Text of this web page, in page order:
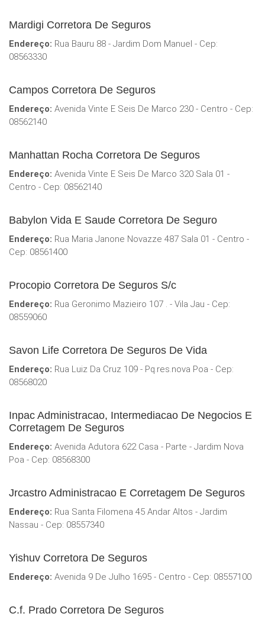
Mardigi Corretora De Seguros
Endereço: Rua Bauru 88 - Jardim Dom Manuel - Cep:
08563330
Campos Corretora De Seguros
Endereço: Avenida Vinte E Seis De Marco 230 - Centro - Cep:
08562140
Manhattan Rocha Corretora De Seguros
Endereço: Avenida Vinte E Seis De Marco 320 Sala 01 -
Centro - Cep: 08562140
Babylon Vida E Saude Corretora De Seguro
Endereço: Rua Maria Janone Novazze 487 Sala 01 - Centro -
Cep: 08561400
Procopio Corretora De Seguros S/c
Endereço: Rua Geronimo Mazieiro 107 . - Vila Jau - Cep:
08559060
Savon Life Corretora De Seguros De Vida
Endereço: Rua Luiz Da Cruz 109 - Pq.res.nova Poa - Cep:
08568020
Inpac Administracao, Intermediacao De Negocios E
Corretagem De Seguros
Endereço: Avenida Adutora 622 Casa - Parte - Jardim Nova
Poa - Cep: 08568300
Jrcastro Administracao E Corretagem De Seguros
Endereço: Rua Santa Filomena 45 Andar Altos - Jardim
Nassau - Cep: 08557340
Yishuv Corretora De Seguros
Endereço: Avenida 9 De Julho 1695 - Centro - Cep: 08557100
C.f. Prado Corretora De Seguros